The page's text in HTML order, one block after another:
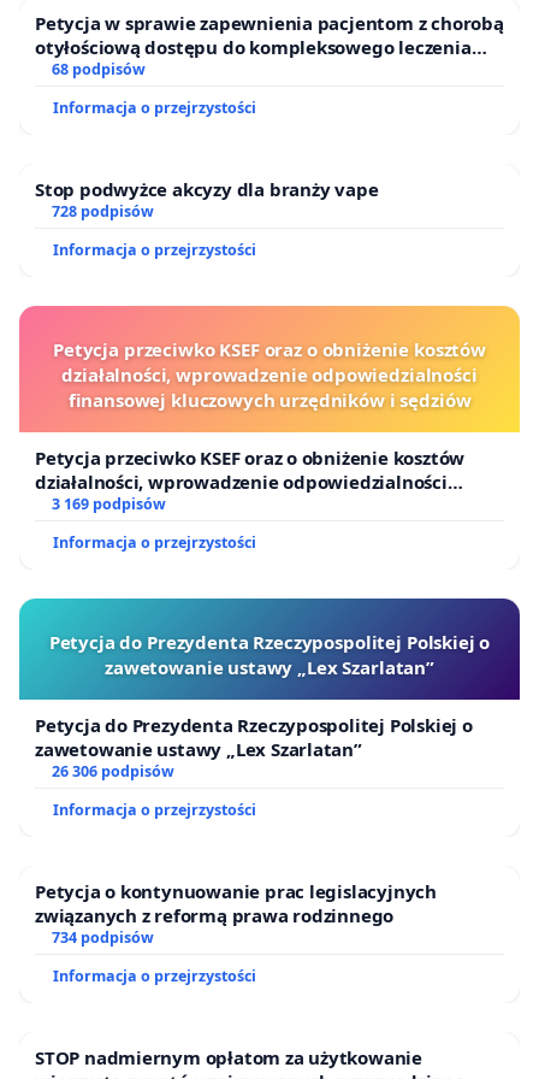
chorujący na cukrzycę typu 2 oraz pacjenci z
cukrzycą typu 1, których dotyczą ograniczenia w
dostępności do refundowanych systemów (zakres
obecnych wskazań refundacyjnych).
stanowią zróżnicowaną grupę — wśród nich są
dzieci, młodzież, dorośli, kobiety w ciąży, osoby
zawodach, odczuwające i nieodczuwające wahania
poziomu glikemii. Każda osoba potrzebuje
zindywidualizowanego podejścia do samokontroli,
w tym również możliwości stosowania metody
terapii dobranej adekwatnie do indywidualnych
cech organizmu i stylu życia. Systemy ciągłego
monitorowania poziomu stężenia glukozy są
jednym z najważniejszych elementów terapii i mają
Doceniając dotychczasowe starania Ministerstwa o
zapewnienie osobom chorym na cukrzycę dostępu
do najnowszych technologii, pragniemy podkreślić,
jak ważne jest zarówno poszerzenie grupy
pacjentów objętych refundacją, jak również
poziomu glukozy (CGM-RT i FGM) w sposób
obejmujący wszystkie grupy osób z cukrzycą ze
szczególnym uwzględnieniem zniesienia
Petycja w sprawie zapewnienia pacjentom z chorobą
otyłościową dostępu do kompleksowego leczenia
oraz programów profilaktycznych.
68 podpisów
Informacja o przejrzystości
Stop podwyżce akcyzy dla branży vape
728 podpisów
Informacja o przejrzystości
Petycja przeciwko KSEF oraz o obniżenie kosztów
działalności, wprowadzenie odpowiedzialności
finansowej kluczowych urzędników i sędziów
Petycja przeciwko KSEF oraz o obniżenie kosztów
działalności, wprowadzenie odpowiedzialności
finansowej kluczowych urzędników i sędziów
3 169 podpisów
Informacja o przejrzystości
Petycja do Prezydenta Rzeczypospolitej Polskiej o
zawetowanie ustawy „Lex Szarlatan”
Petycja do Prezydenta Rzeczypospolitej Polskiej o
zawetowanie ustawy „Lex Szarlatan”
26 306 podpisów
Informacja o przejrzystości
Petycja o kontynuowanie prac legislacyjnych
związanych z reformą prawa rodzinnego
734 podpisów
Informacja o przejrzystości
STOP nadmiernym opłatom za użytkowanie